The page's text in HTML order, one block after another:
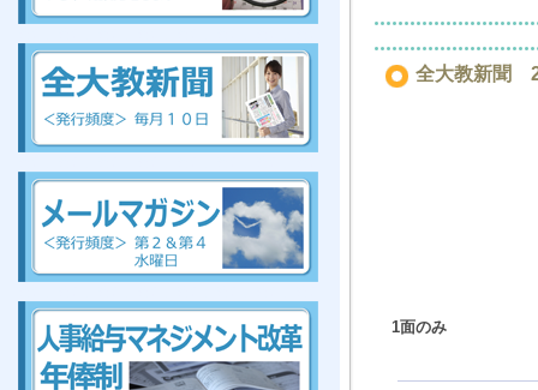
全大教新聞
1面のみ